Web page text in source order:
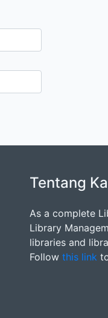
Tentang
As a complete
Library
libraries and
Follow this link